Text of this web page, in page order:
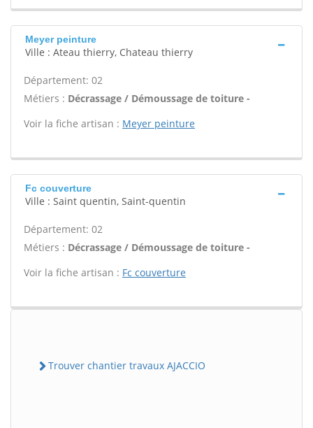
Meyer peinture
Ville : Ateau thierry, Chateau thierry
Département: 02
Métiers : Décrassage / Démoussage de toiture -
Voir la fiche artisan : Meyer peinture
Fc couverture
Ville : Saint quentin, Saint-quentin
Département: 02
Métiers : Décrassage / Démoussage de toiture -
Voir la fiche artisan : Fc couverture
Trouver chantier travaux AJACCIO